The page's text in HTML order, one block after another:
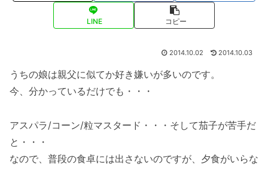
LINE コピー
2014.10.02 2014.10.03
うちの娘は親父に似てか好き嫌いが多いのです。
今、分かっているだけでも・・・
アスパラ/コーン/粒マスタード・・・そして茄子が苦手だ
と・・・
なので、普段の食卓には出さないのですが、夕食がいらな